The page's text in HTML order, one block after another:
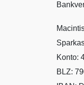
Konto:
BLZ: